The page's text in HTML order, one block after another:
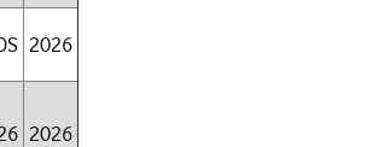
2026
2026